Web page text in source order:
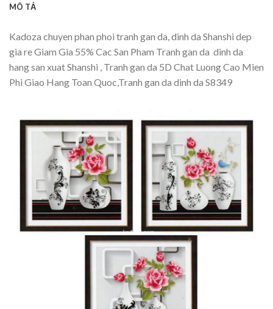
MÔ TẢ
Kadoza chuyen phan phoi tranh gan da, dinh da Shanshi dep
gia re Giam Gia 55% Cac San Pham Tranh gan da  dinh da
hang san xuat Shanshi , Tranh gan da 5D Chat Luong Cao Mien
Phi Giao Hang Toan Quoc,Tranh gan da dinh da S8349